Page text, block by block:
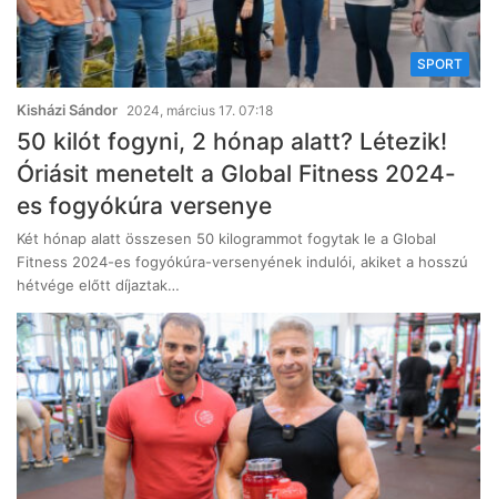
SPORT
Kisházi Sándor 2024, március 17. 07:18
50 kilót fogyni, 2 hónap alatt? Létezik!
Óriásit menetelt a Global Fitness 2024-
es fogyókúra versenye
Két hónap alatt összesen 50 kilogrammot fogytak le a Global
Fitness 2024-es fogyókúra-versenyének indulói, akiket a hosszú
hétvége előtt díjaztak…